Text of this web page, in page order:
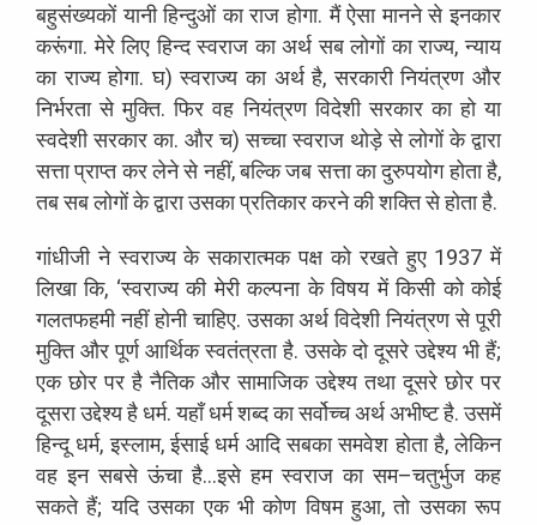
बहुसंख्यकों यानी हिन्दुओं का राज होगा.मैं ऐसा मानने से इनकार
करूंगा.मेरे लिए हिन्द स्वराज का अर्थ सब लोगों का राज्य,न्याय
का राज्य होगा.घ)स्वराज्य का अर्थ है,सरकारी नियंत्रण और
निर्भरता से मुक्ति.फिर वह नियंत्रण विदेशी सरकार का हो या
स्वदेशी सरकार का. और च)सच्चा स्वराज थोड़े से लोगों के द्वारा
सत्ता प्राप्त कर लेने से नहीं,बल्कि जब सत्ता का दुरुपयोग होता है,
तबसबलोगोंकेद्वाराउसकाप्रतिकारकरनेकीशक्तिसेहोताहै.
गांधीजी ने स्वराज्य के सकारात्मक पक्ष को रखते हुए1937में
लिखा कि, ‘स्वराज्य की मेरी कल्पना के विषय में किसी को कोई
गलतफहमी नहीं होनी चाहिए.उसका अर्थ विदेशी नियंत्रण से पूरी
मुक्ति और पूर्ण आर्थिक स्वतंत्रता है.उसके दो दूसरे उद्देश्य भी हैं;
एक छोर पर है नैतिक और सामाजिक उद्देश्य तथा दूसरे छोर पर
दूसराउद्देश्यहैधर्म.यहाँधर्मशब्दकासर्वोच्चअर्थअभीष्टहै.उसमें
हिन्दू धर्म,इस्लाम,ईसाई धर्म आदि सबका समवेश होता है,लेकिन
वह इन सबसे ऊंचा है…इसे हम स्वराज का सम–चतुर्भुज कह
सकते हैं;यदि उसका एक भी कोण विषम हुआ,तो उसका रूप